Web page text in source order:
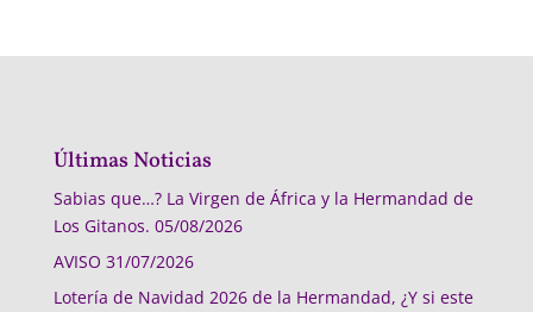
Últimas Noticias
Sabias que…? La Virgen de África y la Hermandad de
Los Gitanos. 05/08/2026
AVISO 31/07/2026
Lotería de Navidad 2026 de la Hermandad, ¿Y si este